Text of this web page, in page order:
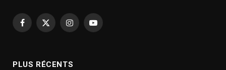
Facebook
X
InstagramYouTube
PLUS RÉCENTS